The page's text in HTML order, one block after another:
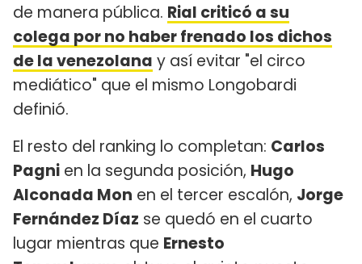
de manera pública. Rial criticó a su
colega por no haber frenado los dichos
de la venezolana y así evitar "el circo
mediático" que el mismo Longobardi
definió.
El resto del ranking lo completan: Carlos
Pagni en la segunda posición, Hugo
Alconada Mon en el tercer escalón, Jorge
Fernández Díaz se quedó en el cuarto
lugar mientras que Ernesto